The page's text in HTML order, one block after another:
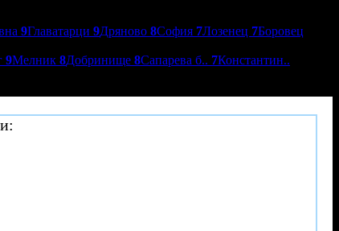
9Главатарци 9Дряново 8София 7Лозенец 7Боровец
9Мелник 8Добринище 8Сапарева б.. 7Константин..